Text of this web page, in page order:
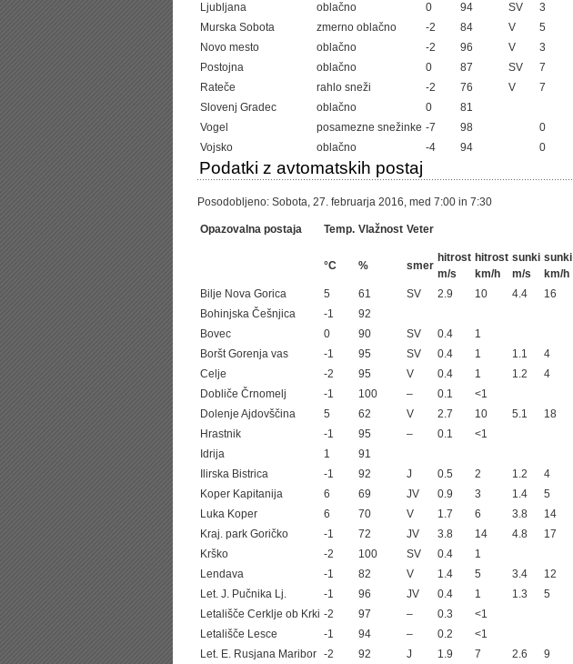
Ljubljana
oblačno 0 94 SV 3
Murska Sobota
zmerno oblačno -2 84 V 5
Novo mesto
oblačno -2 96 V 3
Postojna
oblačno 0 87 SV
7
Rateče
rahlo sneži -2 76 V 7
Slovenj Gradec
oblačno 0
81
Vogel
posamezne snežinke -7 98
0
Vojsko
oblačno -4 94 0
Podatki z avtomatskih postaj
Posodobljeno: Sobota, 27. februarja 2016, med 7:00 in 7:30
Opazovalna postaja Temp. Vlažnost Veter
°C % smer
hitrost
m/s
hitrost
km/h
sunki
m/s
sunki
km/h
Bilje Nova Gorica 5 61 SV 2.9 10 4.4 16
Bohinjska Češnjica
-1
92
Bovec
0 90 SV 0.4 1
Boršt Gorenja vas
-1 95 SV 0.4 1 1.1 4
Celje
-2 95 V 0.4 1 1.2 4
Dobliče Črnomelj
-1 100 – 0.1 <1
Dolenje Ajdovščina
5 62 V 2.7 10 5.1 18
Hrastnik
-1 95 – 0.1 <1
Idrija
1
91
Ilirska Bistrica
-1 92 J 0.5 2 1.2 4
Koper Kapitanija
6 69 JV 0.9 3 1.4 5
Luka Koper
6 70 V 1.7 6 3.8 14
Kraj. park Goričko
-1 72 JV 3.8 14 4.8 17
Krško
-2 100 SV 0.4 1
Lendava
-1 82 V 1.4 5 3.4 12
Let. J. Pučnika Lj.
-1 96 JV 0.4 1 1.3 5
Letališče Cerklje ob Krki -2 97 – 0.3 <1
Letališče Lesce
-1 94 – 0.2 <1
Let. E. Rusjana Maribor -2 92 J 1.9 7 2.6 9